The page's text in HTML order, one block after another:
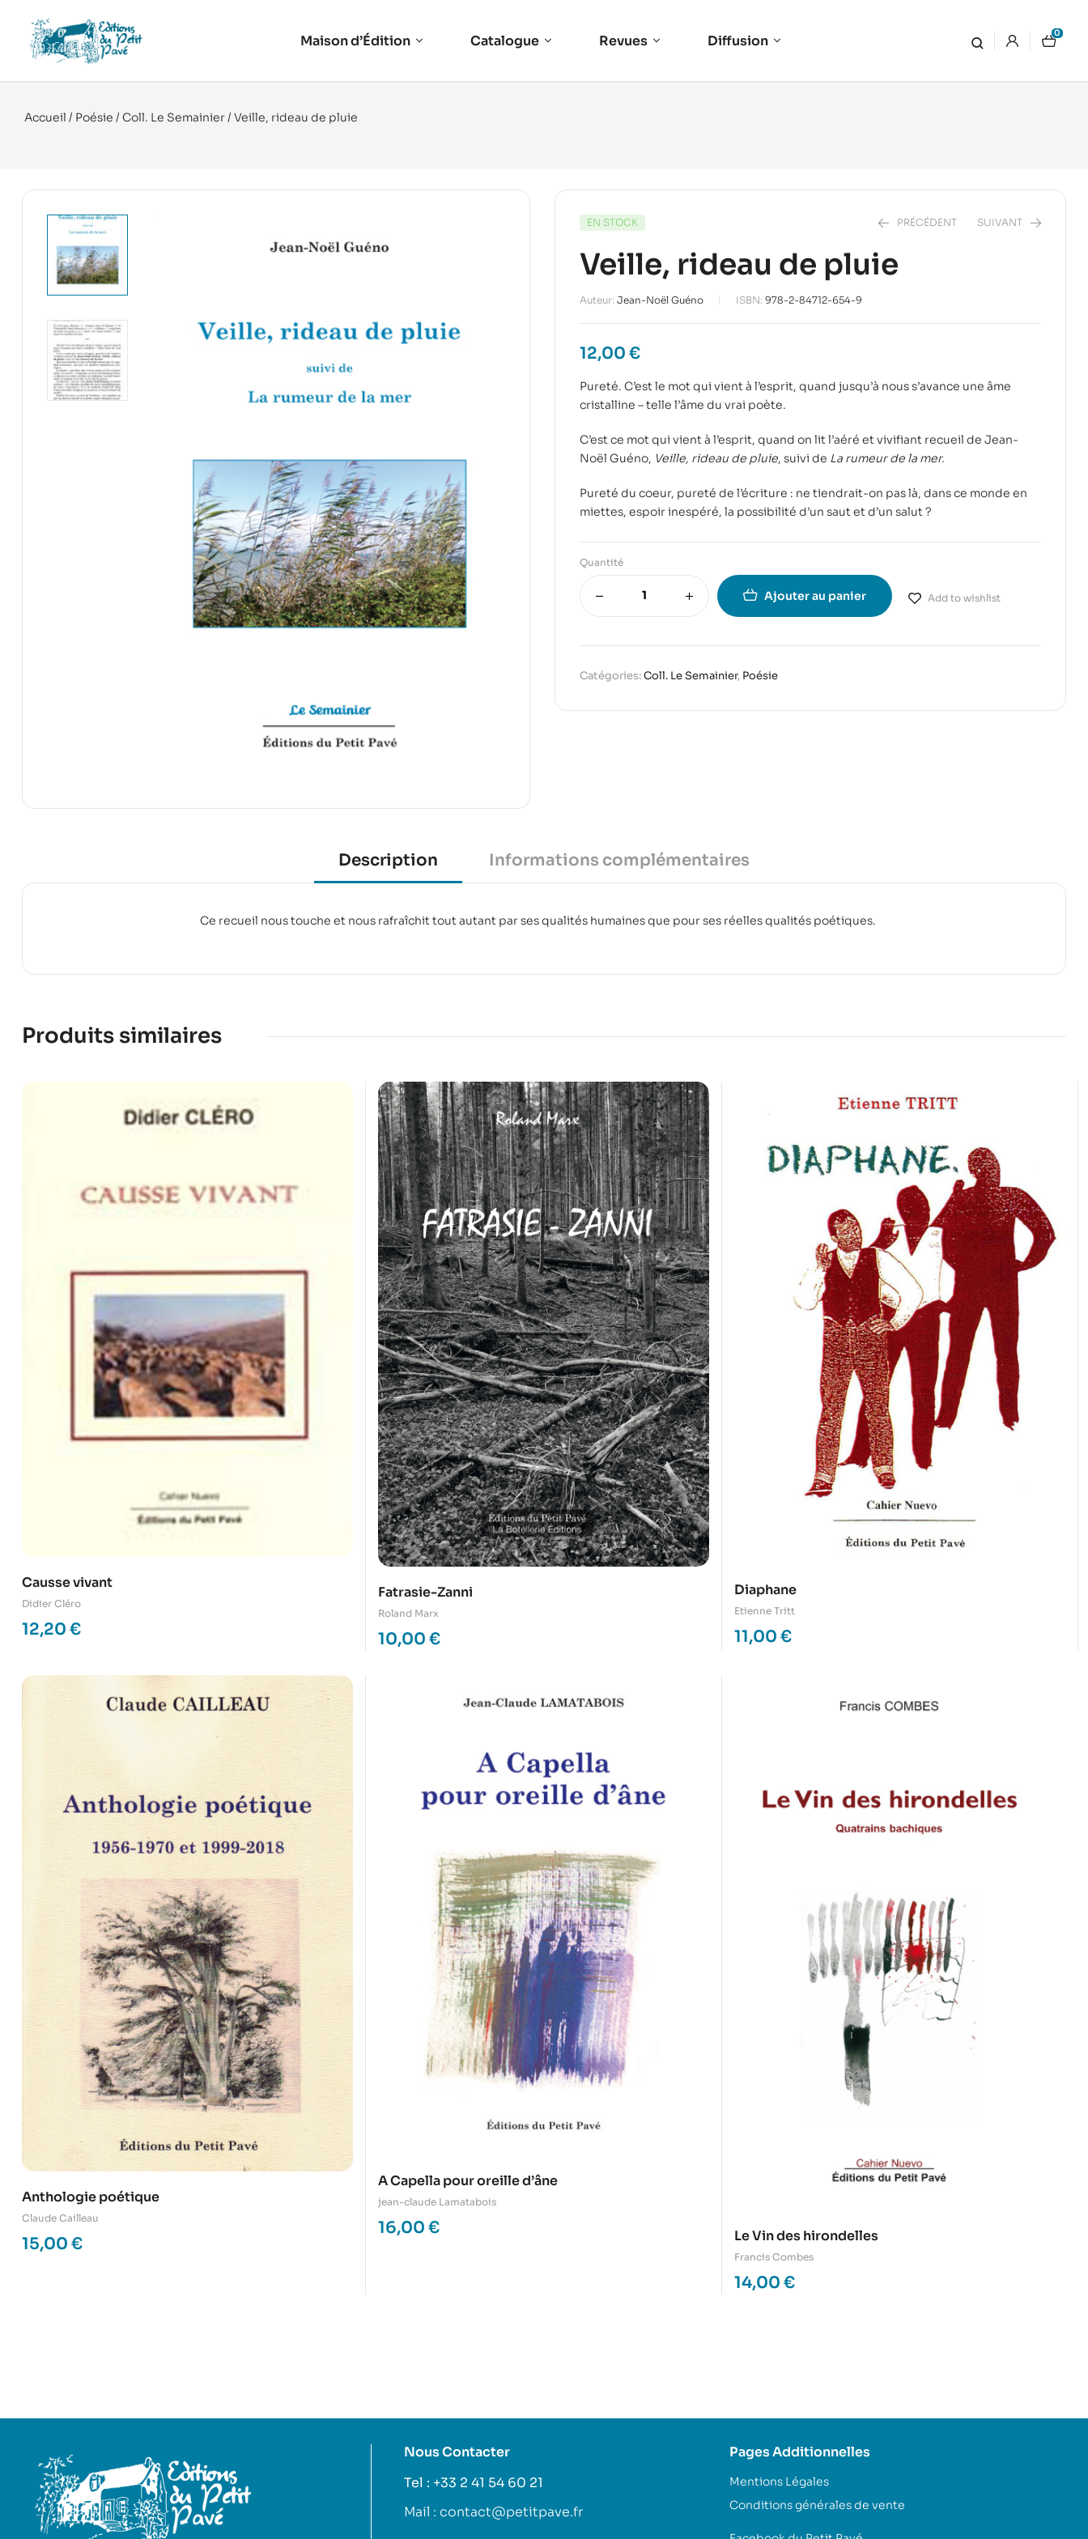
Maison d’Édition Catalogue Revues Diffusion 0
Accueil / Poésie / Coll. Le Semainier/ Veille, rideau de pluie
EN STOCK PRÉCÉDENT SUIVANT
Veille, rideau de pluie
Auteur: Jean-Noël Guéno ISBN: 978-2-84712-654-9
12,00 €
Pureté. C’est le mot qui vient à l’esprit, quand jusqu’à nous s’avance une âme
cristalline – telle l’âme du vrai poète.
C’est ce mot qui vient à l’esprit, quand on lit l’aéré et vivifiant recueil de Jean-
Noël Guéno, Veille, rideau de pluie, suivi de La rumeur de la mer.
Pureté du coeur, pureté de l’écriture : ne tiendrait-on pas là, dans ce monde en
miettes, espoir inespéré, la possibilité d’un saut et d’un salut ?
Quantité
Ajouter au panier Add to wishlist
Catégories:Coll. Le Semainier, Poésie
Description Informations complémentaires
Ce recueil nous touche et nous rafraîchit tout autant par ses qualités humaines que pour ses réelles qualités poétiques.
Produits similaires
Causse vivant
Didier Cléro
12,20 €
Fatrasie-Zanni
Roland Marx
10,00 €
Diaphane
Etienne Tritt
11,00 €
Anthologie poétique
Claude Cailleau
15,00 €
A Capella pour oreille d’âne
jean-claude Lamatabois
16,00 € Le Vin des hirondelles
Francis Combes
14,00 €
Nous Contacter
Tel : +33 2 41 54 60 21
Mail : contact@petitpave.fr
Pages Additionnelles
Mentions Légales
Conditions générales de vente